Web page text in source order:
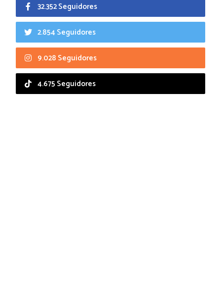
32.352 Seguidores
2.854 Seguidores
9.028 Seguidores
4.675 Seguidores